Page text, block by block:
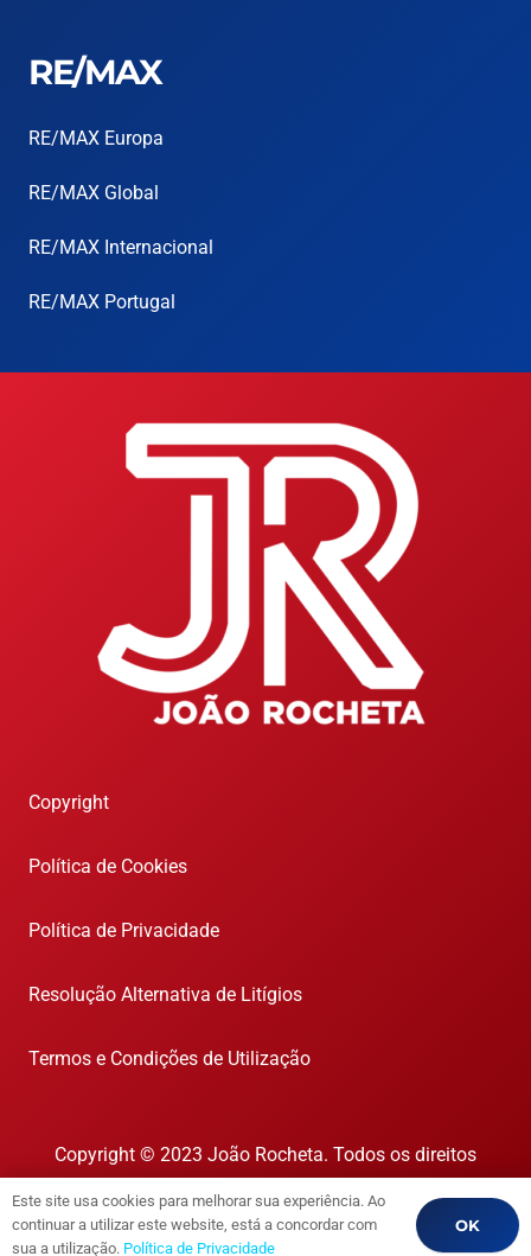
RE/MAX
RE/MAX Europa
RE/MAX Global
RE/MAX Internacional
RE/MAX Portugal
Copyright
Política de Cookies
Política de Privacidade
Resolução Alternativa de Litígios
Termos e Condições de Utilização
Copyright © 2023 João Rocheta. Todos os direitos
reservados.
AMI 1718
Este site usa cookies para melhorar sua experiência. Ao
continuar a utilizar este website, está a concordar com
sua a utilização. Política de Privacidade
OK